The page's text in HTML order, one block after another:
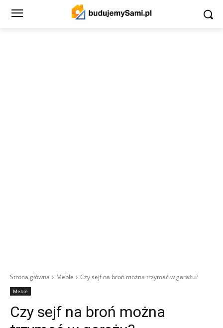
Strona główna Meble Czy sejf na broń można trzymać w garażu?
Meble
Czy sejf na broń można